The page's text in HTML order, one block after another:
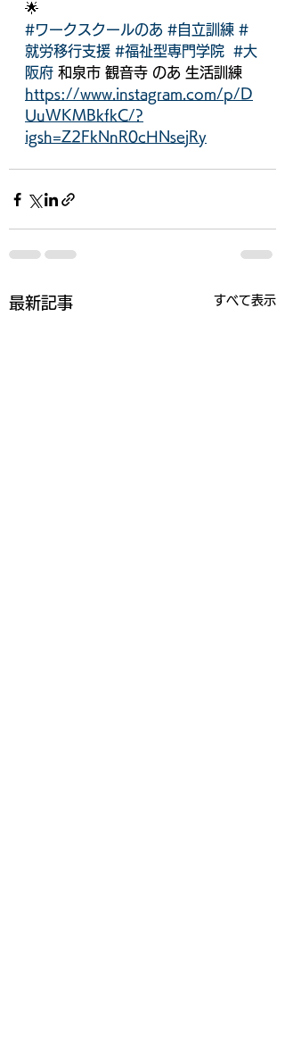
🌟
#ワークスクールのあ #自立訓練 #
就労移行支援 #福祉型専門学院
#大
阪府 和泉市 観音寺 のあ 生活訓練
https://www.instagram.com/p/D
UuWKMBkfkC/?
igsh=Z2FkNnR0cHNsejRy
最新記事 すべて表示